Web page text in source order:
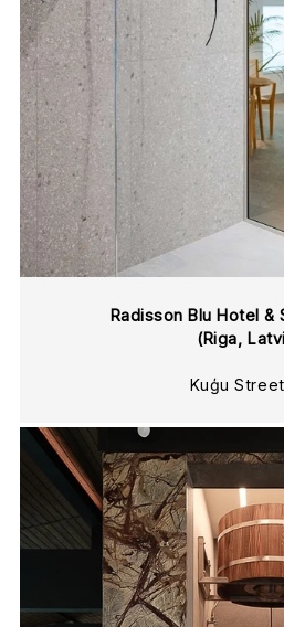
Radisson Blu Hotel &
(Riga,
Kuģu